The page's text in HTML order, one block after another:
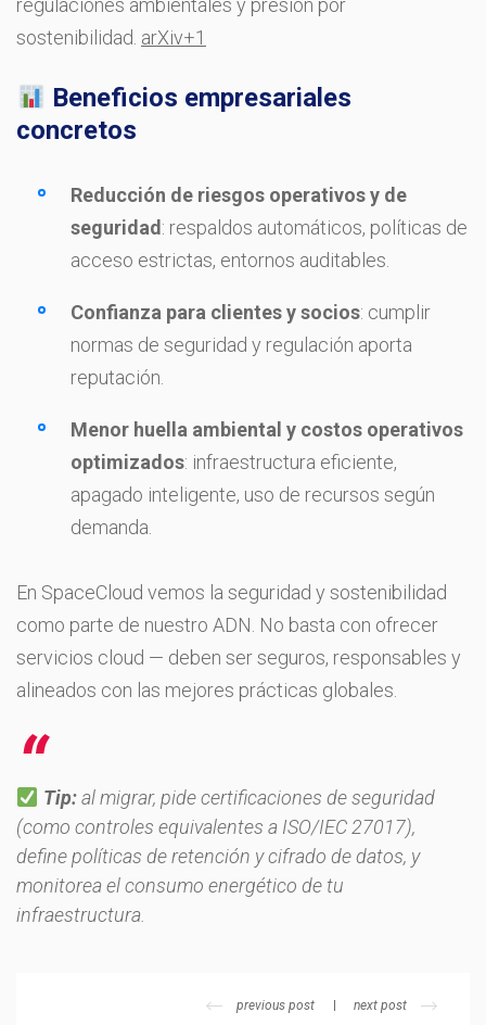
regulaciones ambientales y presión por
sostenibilidad. arXiv+1
Beneficios empresariales
concretos
Reducción de riesgos operativos y de
seguridad: respaldos automáticos, políticas de
acceso estrictas, entornos auditables.
Confianza para clientes y socios: cumplir
normas de seguridad y regulación aporta
reputación.
Menor huella ambiental y costos operativos
optimizados: infraestructura eficiente,
apagado inteligente, uso de recursos según
demanda.
En SpaceCloud vemos la seguridad y sostenibilidad
como parte de nuestro ADN. No basta con ofrecer
servicios cloud — deben ser seguros, responsables y
alineados con las mejores prácticas globales.
Tip:al migrar, pide certificaciones de seguridad
(como controles equivalentes a ISO/IEC 27017),
define políticas de retención y cifrado de datos, y
monitorea el consumo energético de tu
infraestructura.
previous post next post